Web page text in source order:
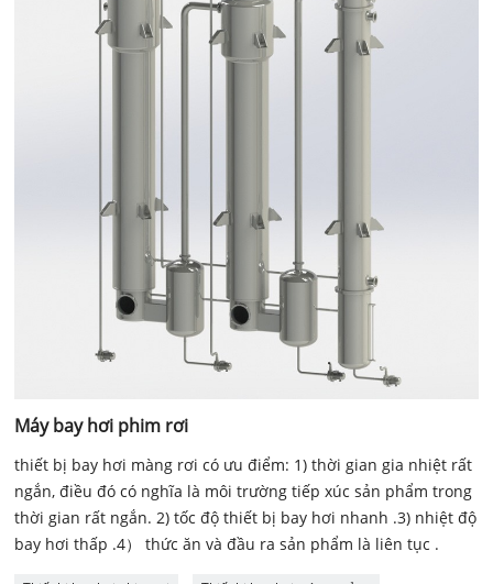
Máy bay hơi phim rơi
thiết bị bay hơi màng rơi có ưu điểm: 1) thời gian gia nhiệt rất
ngắn, điều đó có nghĩa là môi trường tiếp xúc sản phẩm trong
thời gian rất ngắn. 2) tốc độ thiết bị bay hơi nhanh .3) nhiệt độ
bay hơi thấp .4） thức ăn và đầu ra sản phẩm là liên tục .